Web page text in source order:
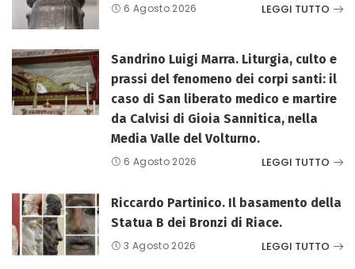
6 Agosto 2026 LEGGI TUTTO
Sandrino Luigi Marra. Liturgia, culto e
prassi del fenomeno dei corpi santi: il
caso di San liberato medico e martire
da Calvisi di Gioia Sannitica, nella
Media Valle del Volturno.
6 Agosto 2026 LEGGI TUTTO
Riccardo Partinico. Il basamento della
Statua B dei Bronzi di Riace.
3 Agosto 2026 LEGGI TUTTO